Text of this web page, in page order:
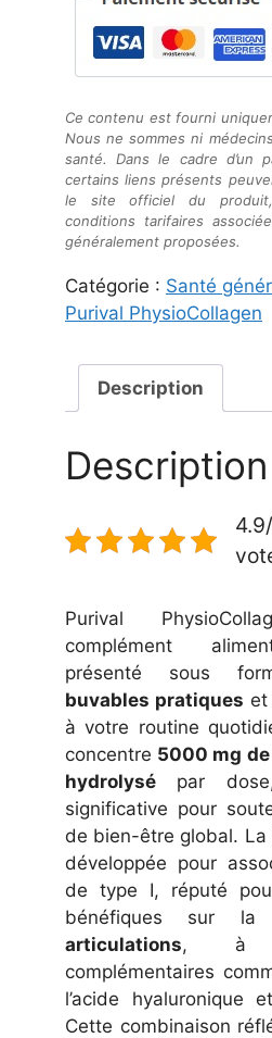
Ce contenu est fourni
Nous ne sommes ni
santé. Dans le cadre d’un
certains liens présents
le site officiel du
conditions tarifaires
généralement proposées.
Catégorie : Santé
Purival PhysioCollagen
Description
Description
Purival
complément
présenté sous
buvables pratiques et
à votre routine
concentre 5000 mg
hydrolysé par
significative pour
de bien-être global.
développée pour
de type I, réputé
bénéfiques sur la
articulations, à
complémentaires
l’acide hyaluronique
Cette combinaison